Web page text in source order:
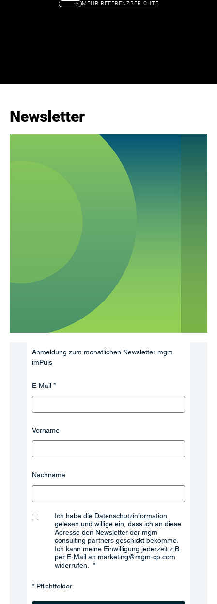
MEHR REFERENZBERICHTE
Newsletter
Anmeldung zum monatlichen Newsletter mgm
imPuls
E-Mail
Vorname
Nachname
Ich habe die Datenschutzinformation
gelesen und willige ein, dass ich an diese
Adresse den Newsletter der mgm
consulting partners geschickt bekomme.
Ich kann meine Einwilligung jederzeit z.B.
per E-Mail an marketing@mgm-cp.com
widerrufen.
* Pflichtfelder